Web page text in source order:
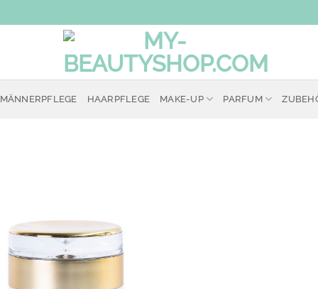
MÄNNERPFLEGE HAARPFLEGE MAKE-UP PARFUM